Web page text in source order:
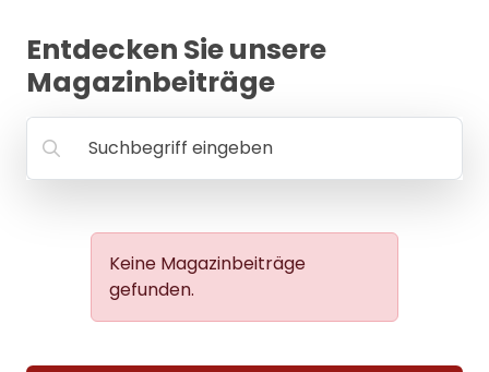
FAQ
Entdecken Sie unsere
Magazinbeiträge
Suchbegriff eingeben
Keine Magazinbeiträge
gefunden.